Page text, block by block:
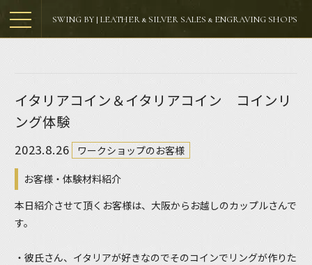
SWING BY | LEATHER & SILVER SALES & ENGRAVING SHOPS
イタリアコイン＆イタリアコイン コインリ
ング体験
2023.8.26 ワークショップのお客様
お客様・体験材料紹介
本日紹介させて頂くお客様は、大阪からお越しのカップルさんで
す。
・彼氏さん、イタリアが好きなのでそのコインでリングが作りた